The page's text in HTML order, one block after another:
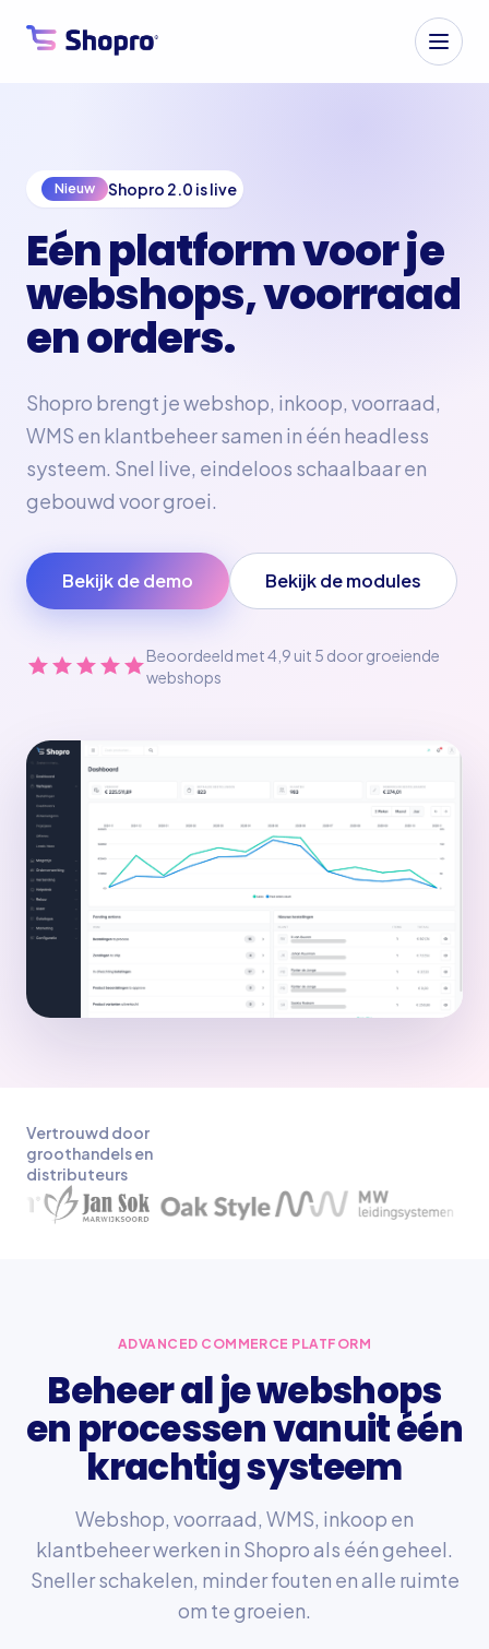
Nieuw Shopro 2.0 is live
Eén platform voor je
webshops, voorraad
en orders.
Shopro brengt je webshop, inkoop, voorraad,
WMS en klantbeheer samen in één headless
systeem. Snel live, eindeloos schaalbaar en
gebouwd voor groei.
Bekijk de demo Bekijk de modules
Beoordeeld met 4,9 uit 5 door groeiende
webshops
Vertrouwd door
groothandels en
distributeurs
ADVANCED COMMERCE PLATFORM
Beheer al je webshops
en processen vanuit één
krachtig systeem
Webshop, voorraad, WMS, inkoop en
klantbeheer werken in Shopro als één geheel.
Sneller schakelen, minder fouten en alle ruimte
om te groeien.